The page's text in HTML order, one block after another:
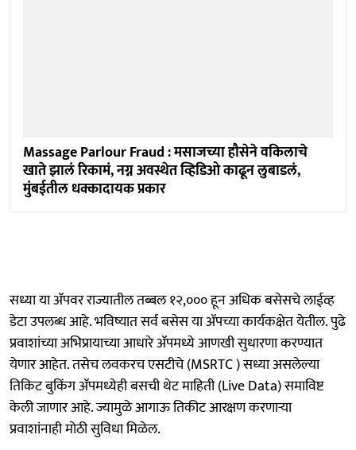
Massage Parlour Fraud : मसाजच्या हौसेने वकिलाचे
खाते झालं रिकामं, नग्न अवस्थेत व्हिडिओ काढून लुबाडलं,
मुंबईतील धक्कादायक प्रकार
सध्या या ॲपवर राज्यातील तब्बल १२,००० हून अधिक बसेसचे लाईव्ह
डेटा उपलब्ध आहे. भविष्यात सर्व बसेस या ॲपच्या कार्यकक्षेत येतील. पुढे
प्रवाशांच्या अभिप्रायाच्या आधारे ॲपमध्ये आणखी सुधारणा करण्यात
येणार आहेत. तसेच लवकरच एसटीचे (MSRTC ) सध्या असलेल्या
तिकिट बुकिंग ॲपमध्येही बसची थेट माहिती (Live Data) समाविष्ट
केली जाणार आहे. ज्यामुळे आगाऊ तिकीट आरक्षण करणाऱ्या
प्रवाशांनाही मोठी सुविधा मिळेल.